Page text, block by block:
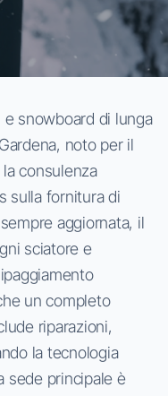
snowboard di lunga
noto per il
consulenza
sulla fornitura di
aggiornata, il
sciatore e
un completo
riparazioni,
la tecnologia
sede principale è